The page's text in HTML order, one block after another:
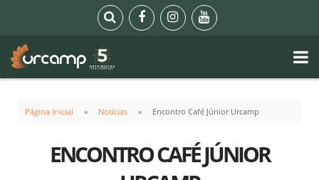
Página Inicial Notícias Encontro Café Júnior Urcamp
ENCONTRO CAFÉ JÚNIOR